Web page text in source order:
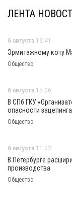
ЛЕНТА
6 августа 16:41
Эрмитажному коту
Общество
6 августа 15:06
В СПб ГКУ
опасности зацепинга
Общество
6 августа 11:02
В Петербурге
производства
Общество